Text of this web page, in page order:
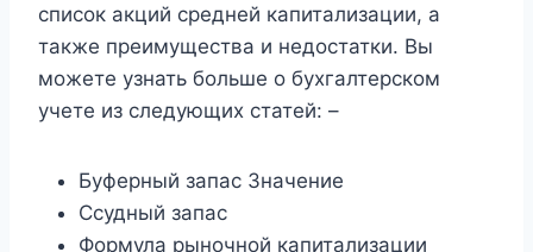
список акций средней капитализации, а
также преимущества и недостатки. Вы
можете узнать больше о бухгалтерском
учете из следующих статей: –
Буферный запас Значение
Ссудный запас
Формула рыночной капитализации